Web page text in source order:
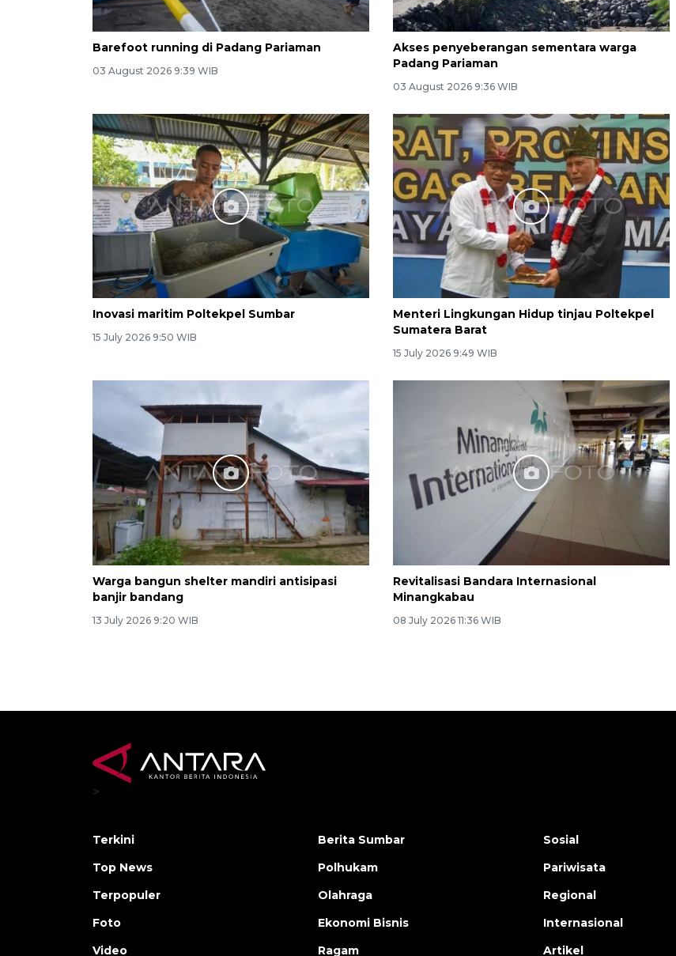
Barefoot running di Padang Pariaman
03 August 2026 9:39 WIB
Akses penyeberangan sementara warga
Padang Pariaman
03 August 2026 9:36 WIB
Inovasi maritim Poltekpel Sumbar
15 July 2026 9:50 WIB
Menteri Lingkungan Hidup tinjau Poltekpel
Sumatera Barat
15 July 2026 9:49 WIB
Warga bangun shelter mandiri antisipasi
banjir bandang
13 July 2026 9:20 WIB
Revitalisasi Bandara Internasional
Minangkabau
08 July 2026 11:36 WIB
>
Terkini
Top News
Terpopuler
Foto
Video
Berita Sumbar
Polhukam
Olahraga
Ekonomi Bisnis
Ragam
Sosial
Pariwisata
Regional
Internasional
Artikel